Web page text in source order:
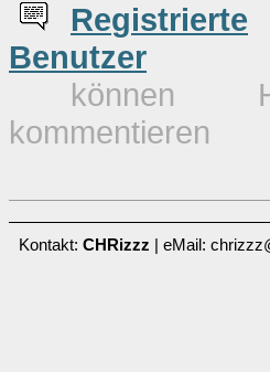
Registrierte
Benutzer
können
kommentieren
Kontakt: CHRizzz | eMail: